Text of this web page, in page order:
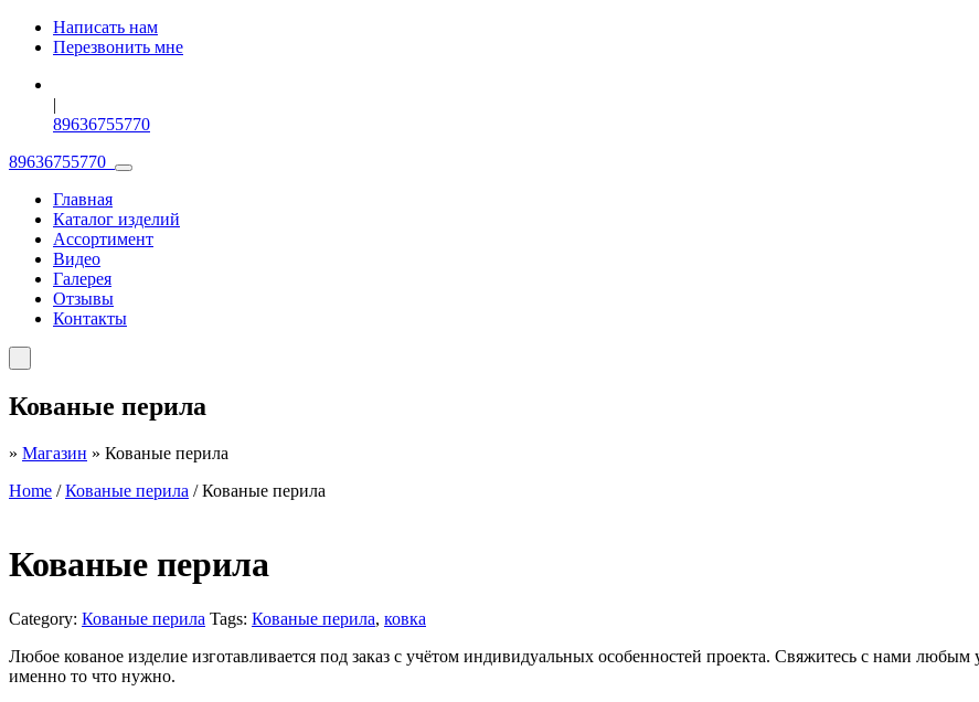
Написать нам
Перезвонить мне
|
89636755770
89636755770
Главная
Каталог изделий
Ассортимент
Видео
Галерея
Отзывы
Контакты
Кованые перила
» Магазин » Кованые перила
Home /Кованые перила / Кованые перила
Кованые перила
Category: Кованые перила Tags: Кованые перила, ковка
Любое кованое изделие изготавливается под заказ с учётом индивидуальных особенностей проекта. Свяжитесь с нами
именно то что нужно.